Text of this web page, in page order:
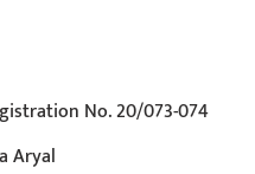
No. 20/073-074
Aryal